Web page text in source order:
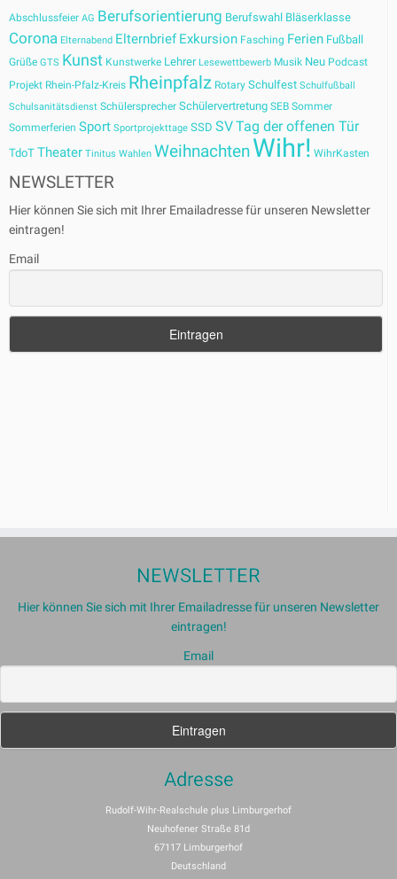
Abschlussfeier AG Berufsorientierung Berufswahl Bläserklasse
Corona Elternabend Elternbrief Exkursion Fasching Ferien Fußball
Grüße GTS Kunst Kunstwerke Lehrer Lesewettbewerb Musik Neu Podcast
Projekt Rhein-Pfalz-Kreis Rheinpfalz Rotary Schulfest Schulfußball
Schulsanitätsdienst Schülersprecher Schülervertretung SEB Sommer
Sommerferien Sport Sportprojekttage SSD SVTag der offenen Tür
TdoT Theater Tinitus Wahlen WeihnachtenWihr! WihrKasten
NEWSLETTER
Hier können Sie sich mit Ihrer Emailadresse für unseren Newsletter
eintragen!
Email
NEWSLETTER
Hier können Sie sich mit Ihrer Emailadresse für unseren Newsletter
eintragen!
Email
Adresse
Rudolf-Wihr-Realschule plus Limburgerhof
Neuhofener Straße 81d
67117 Limburgerhof
Deutschland